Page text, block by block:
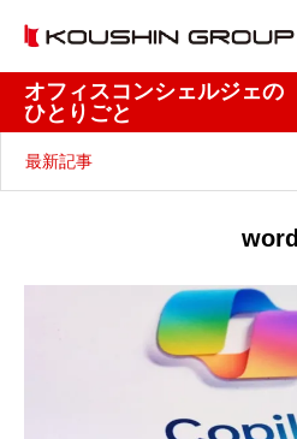
オフィスコンシェルジェの
ひとりごと
最新記事
word